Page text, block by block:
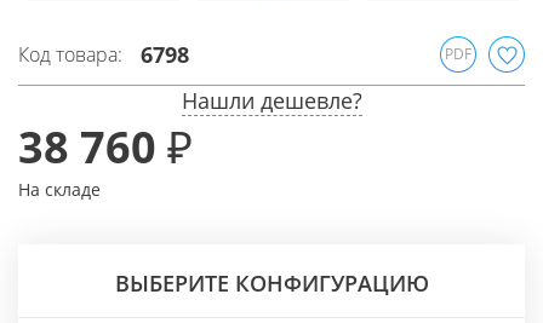
Код товара: 6798 PDF
38 760 ₽
На складе
Нашли дешевле?
ВЫБЕРИТЕ КОНФИГУРАЦИЮ